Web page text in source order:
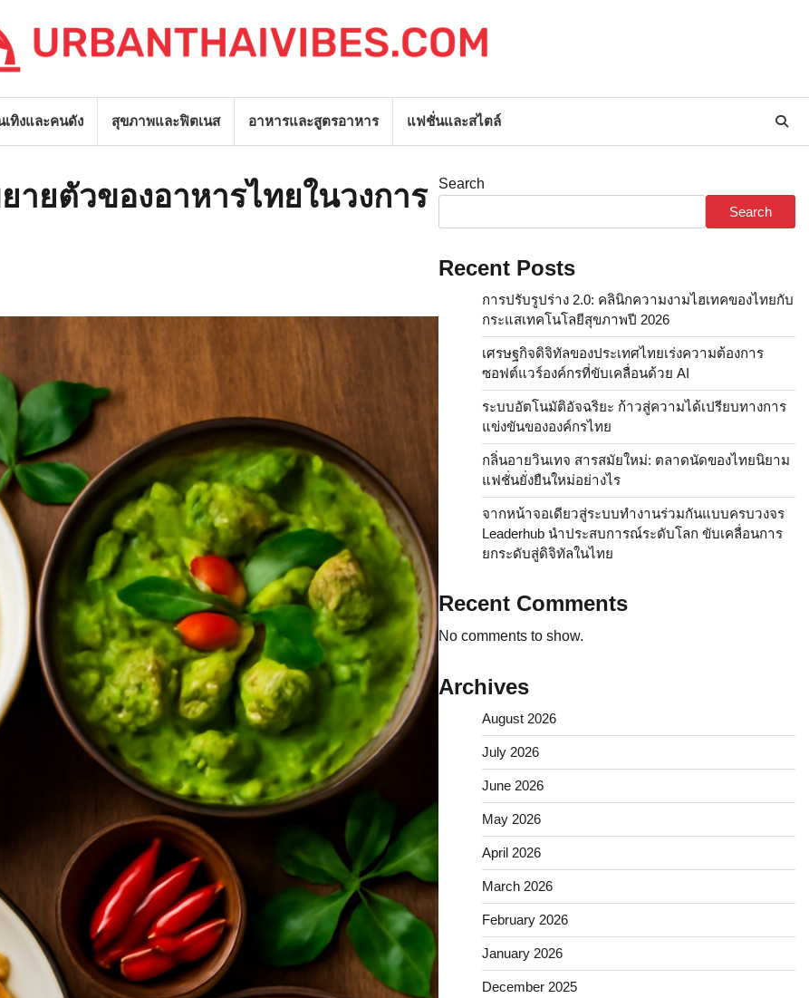
เทิงและคนดัง สุขภาพและฟิตเนส อาหารและสูตรอาหาร แฟชั่นและสไตล์
ายตัวของอาหารไทยในวงการ
Search
Search
Recent Posts
การปรับรูปร่าง 2.0: คลินิกความงามไฮเทคของไทยกับ
กระแสเทคโนโลยีสุขภาพปี 2026
เศรษฐกิจดิจิทัลของประเทศไทยเร่งความต้องการ
ซอฟต์แวร์องค์กรที่ขับเคลื่อนด้วย AI
ระบบอัตโนมัติอัจฉริยะ ก้าวสู่ความได้เปรียบทางการ
แข่งขันขององค์กรไทย
กลิ่นอายวินเทจ สารสมัยใหม่: ตลาดนัดของไทยนิยาม
แฟชั่นยั่งยืนใหม่อย่างไร
จากหน้าจอเดียวสู่ระบบทำงานร่วมกันแบบครบวงจร
Leaderhub นำประสบการณ์ระดับโลก ขับเคลื่อนการ
ยกระดับสู่ดิจิทัลในไทย
Recent Comments
No comments to show.
Archives
August 2026
July 2026
June 2026
May 2026
April 2026
March 2026
February 2026
January 2026
December 2025